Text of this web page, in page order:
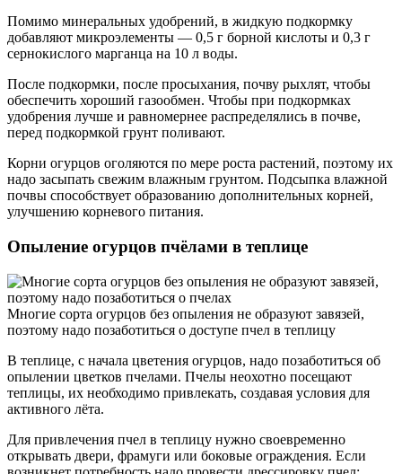
Помимо минеральных удобрений, в жидкую подкормку
добавляют микроэлементы — 0,5 г борной кислоты и 0,3 г
сернокислого марганца на 10 л воды.
После подкормки, после просыхания, почву рыхлят, чтобы
обеспечить хороший газообмен. Чтобы при подкормках
удобрения лучше и равномернее распределялись в почве,
перед подкормкой грунт поливают.
Корни огурцов оголяются по мере роста растений, поэтому их
надо засыпать свежим влажным грунтом. Подсыпка влажной
почвы способствует образованию дополнительных корней,
улучшению корневого питания.
Опыление огурцов пчёлами в теплице
Многие сорта огурцов без опыления не образуют завязей,
поэтому надо позаботиться о доступе пчел в теплицу
В теплице, с начала цветения огурцов, надо позаботиться об
опылении цветков пчелами. Пчелы неохотно посещают
теплицы, их необходимо привлекать, создавая условия для
активного лёта.
Для привлечения пчел в теплицу нужно своевременно
открывать двери, фрамуги или боковые ограждения. Если